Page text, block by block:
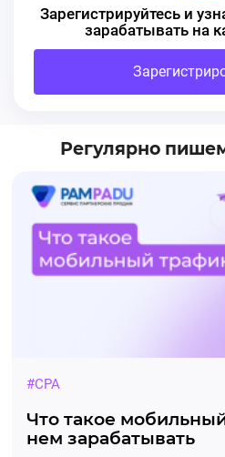
Зарегистрируйтесь и
зарабатывать на
Регулярно
#CPA
Что такое
нем зарабатывать